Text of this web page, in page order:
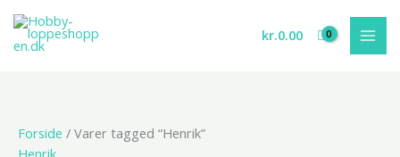
indholdet
kr.0.00
Forside / Varer tagged “Henrik”